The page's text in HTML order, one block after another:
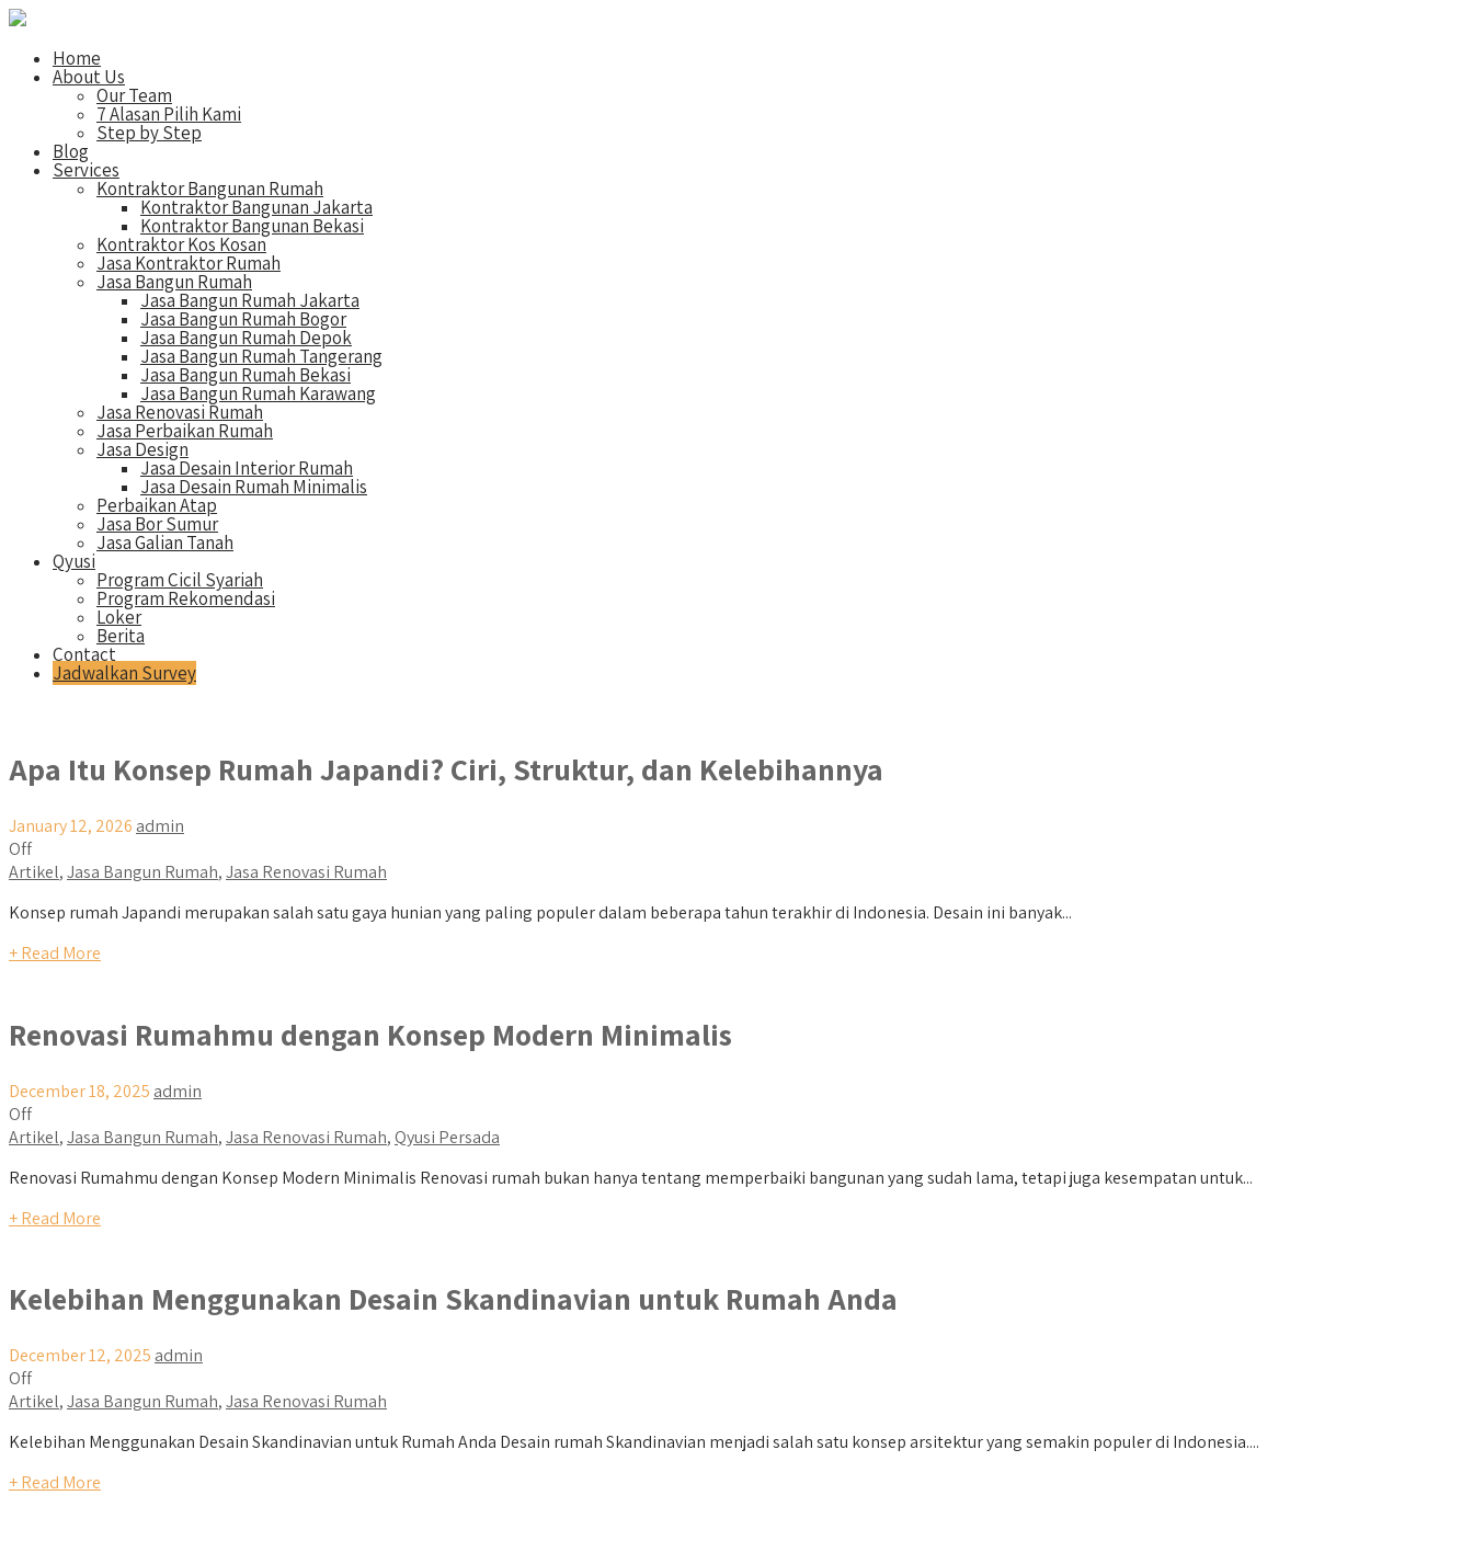
Home
About Us
Our Team
7 Alasan Pilih Kami
Step by Step
Blog
Services
Kontraktor Bangunan Rumah
Kontraktor Bangunan Jakarta
Kontraktor Bangunan Bekasi
Kontraktor Kos Kosan
Jasa Kontraktor Rumah
Jasa Bangun Rumah
Jasa Bangun Rumah Jakarta
Jasa Bangun Rumah Bogor
Jasa Bangun Rumah Depok
Jasa Bangun Rumah Tangerang
Jasa Bangun Rumah Bekasi
Jasa Bangun Rumah Karawang
Jasa Renovasi Rumah
Jasa Perbaikan Rumah
Jasa Design
Jasa Desain Interior Rumah
Jasa Desain Rumah Minimalis
Perbaikan Atap
Jasa Bor Sumur
Jasa Galian Tanah
Qyusi
Program Cicil Syariah
Program Rekomendasi
Loker
Berita
Contact
Jadwalkan Survey
Apa Itu Konsep Rumah Japandi? Ciri, Struktur, dan Kelebihannya
January 12, 2026 admin
Off
Artikel,Jasa Bangun Rumah,Jasa Renovasi Rumah
Konsep rumah Japandi merupakan salah satu gaya hunian yang paling populer dalam beberapa tahun terakhir di Indonesia. Desain ini banyak...
+ Read More
Renovasi Rumahmu dengan Konsep Modern Minimalis
December 18, 2025 admin
Off
Artikel,Jasa Bangun Rumah,Jasa Renovasi Rumah,Qyusi Persada
Renovasi Rumahmu dengan Konsep Modern Minimalis Renovasi rumah bukan hanya tentang memperbaiki bangunan yang sudah lama, tetapi juga kesempatan untuk...
+ Read More
Kelebihan Menggunakan Desain Skandinavian untuk Rumah Anda
December 12, 2025 admin
Off
Artikel,Jasa Bangun Rumah,Jasa Renovasi Rumah
Kelebihan Menggunakan Desain Skandinavian untuk Rumah Anda Desain rumah Skandinavian menjadi salah satu konsep arsitektur yang semakin populer di Indonesia....
+ Read More